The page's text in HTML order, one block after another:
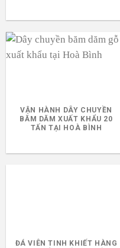
VẬN HÀNH DÂY CHUYỀN
BĂM DĂM XUẤT KHẨU 20
TẤN TẠI HOÀ BÌNH
ĐÁ VIÊN TINH KHIẾT HÀNG